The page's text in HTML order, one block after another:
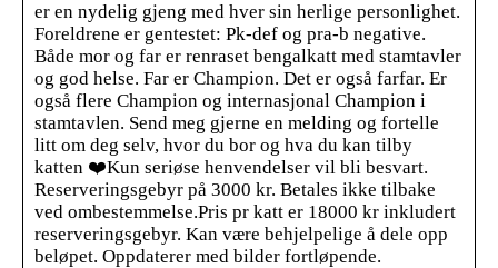
er en nydelig gjeng med hver sin herlige personlighet.
Foreldrene er gentestet: Pk-def og pra-b negative.
Både mor og far er renraset bengalkatt med stamtavler
og god helse. Far er Champion. Det er også farfar. Er
også flere Champion og internasjonal Champion i
stamtavlen. Send meg gjerne en melding og fortelle
litt om deg selv, hvor du bor og hva du kan tilby
katten ❤️Kun seriøse henvendelser vil bli besvart.
Reserveringsgebyr på 3000 kr. Betales ikke tilbake
ved ombestemmelse.Pris pr katt er 18000 kr inkludert
reserveringsgebyr. Kan være behjelpelige å dele opp
beløpet. Oppdaterer med bilder fortløpende.